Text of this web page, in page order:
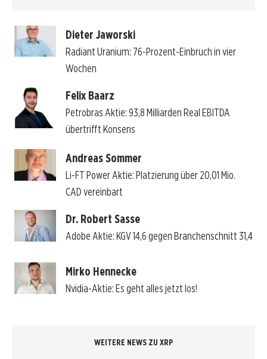
Dieter Jaworski
Radiant Uranium: 76-Prozent-Einbruch in vier
Wochen
Felix Baarz
Petrobras Aktie: 93,8 Milliarden Real EBITDA
übertrifft Konsens
Andreas Sommer
Li-FT Power Aktie: Platzierung über 20,01 Mio.
CAD vereinbart
Dr. Robert Sasse
Adobe Aktie: KGV 14,6 gegen Branchenschnitt 31,4
Mirko Hennecke
Nvidia-Aktie: Es geht alles jetzt los!
WEITERE NEWS ZU XRP